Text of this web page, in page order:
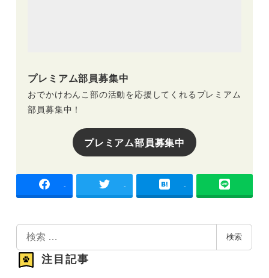
プレミアム部員募集中
おでかけわんこ部の活動を応援してくれるプレミアム
部員募集中！
プレミアム部員募集中
- - -
検
索
検索
注目記事